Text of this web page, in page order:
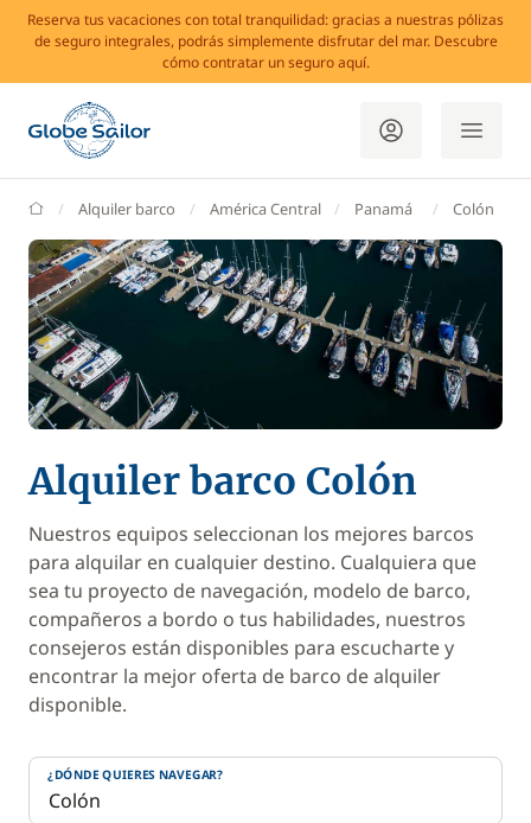
Reserva tus vacaciones con total tranquilidad: gracias a nuestras pólizas
de seguro integrales, podrás simplemente disfrutar del mar. Descubre
cómo contratar un seguro aquí.
GlobeSailor
Alquiler barco América Central Panamá Colón
Alquiler barco Colón
Nuestros equipos seleccionan los mejores barcos
para alquilar en cualquier destino. Cualquiera que
sea tu proyecto de navegación, modelo de barco,
compañeros a bordo o tus habilidades, nuestros
consejeros están disponibles para escucharte y
encontrar la mejor oferta de barco de alquiler
disponible.
¿DÓNDE QUIERES NAVEGAR?